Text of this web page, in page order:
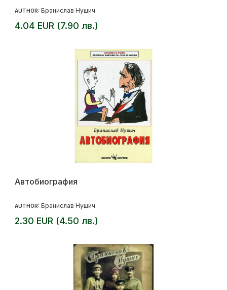
AUTHOR: Бранислав Нушич
4.04 EUR (7.90 лв.)
Автобиография
AUTHOR: Бранислав Нушич
2.30 EUR (4.50 лв.)